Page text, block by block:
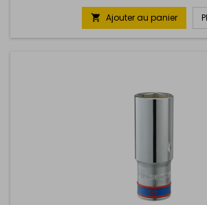
 Ajouter au panier